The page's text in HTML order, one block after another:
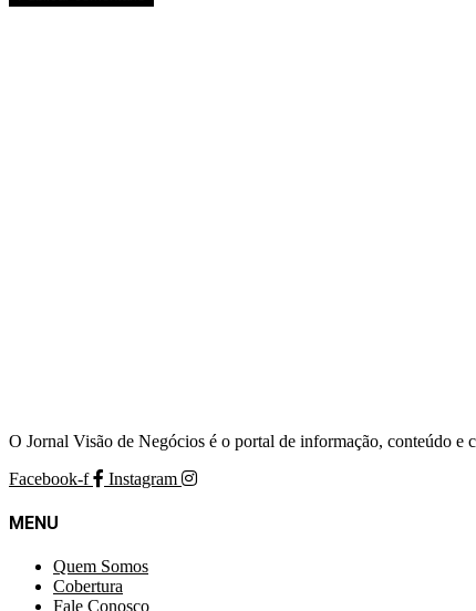
O Jornal Visão de Negócios é o portal de informação, conteúdo e
Facebook-f
Instagram
MENU
Quem Somos
Cobertura
Fale Conosco